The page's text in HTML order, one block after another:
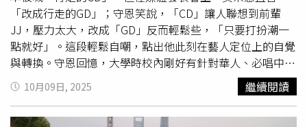
本金及投資收益）。本人已開立支票完成給付，惟洪誠陽自
行表示其將支票放置於書中而未及時兌現，導致該票據逾期
成為銀行不予兌現之票據。基於誠信原則，本人於得知後已
立即重新補開支票供其提領，已完全履行給付義務。三、雙
方已於民國103年正式簽署結案協議書，並由雙方親自簽名
及蓋手印確認，同時簽署保密條款，約定：（一）雙方所有
合作關係正式終止（二）未來互不再追究任何相關爭議
「改成行走的GD」；守恩笑說，「CD」讓人聯想到前輩
JJ，壓力太大，改成「GD」反而輕鬆些，「只要打扮潮一
點就好」。這段輕鬆自嘲，點出他此刻在藝人定位上的自覺
與轉換。守恩回憶，大學時校內剛好有針對華人、必唱中文
歌的比賽，他抱著「應該沒什麼人報名」的心態參加，結果
僅三組參賽、他拿了第一名。由於爸爸職業為大學教授過於
務實，認為那些只是「扮家家酒」，要他回台灣比真正的大
10月09日, 2025 繼續閱讀